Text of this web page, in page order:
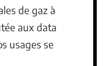
de gaz à
aux data
usages se